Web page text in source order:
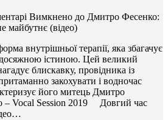
Вимкнено до Дмитро Фесенко:
майбутнє (відео)
внутрішньої терапії, яка збагачує
істиною. Цей великий
блискавку, провідника із
закохувати і водночас
його митець Дмитро
– Vocal Session 2019 Довгий час